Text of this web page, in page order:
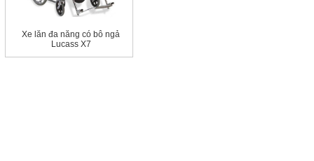
Xe lăn đa năng có bô ngả
Lucass X7